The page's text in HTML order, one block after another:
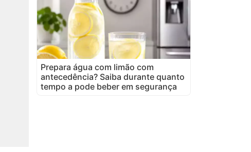
Prepara água com limão com
antecedência? Saiba durante quanto
tempo a pode beber em segurança